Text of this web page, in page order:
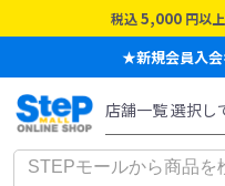
税込 5,000 円以
★新規会員入